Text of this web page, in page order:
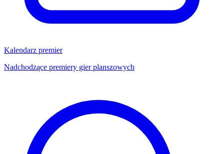
Kalendarz premier
Nadchodzące premiery gier planszowych